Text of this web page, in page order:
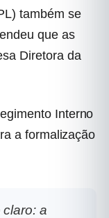
também se
que as
Diretora da
Interno
a formalização
claro: a